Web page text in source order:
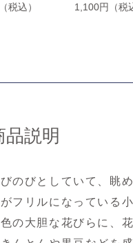
税込）
1,100円（税
品説明
のびとしていて、眺
フリルになっている
の大胆な花びらに、